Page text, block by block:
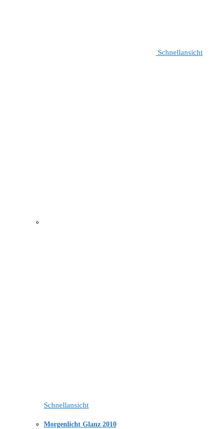
Schnellansicht
Schnellansicht
Morgenlicht Glanz 2010